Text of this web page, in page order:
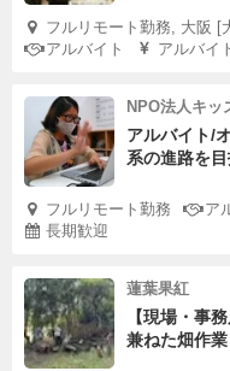
フルリモート勤務, 大阪 [
アルバイト
アルバイ
NPO法人キッ
アルバイト/
系の進路を目
フルリモート勤務 ア
長期歓迎
蓮葉果紅
【現場・事
兼ねた畑作